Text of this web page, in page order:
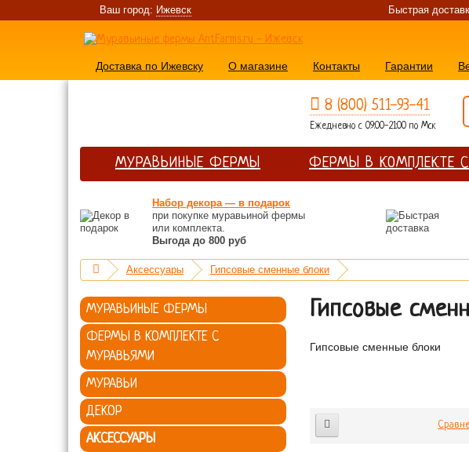
Ваш город: Ижевск Быстрая
Доставка по Ижевску О магазине Контакты Гарантии
8 (800) 511-93-41
Ежедневно с 09:00-21:00 по Мск
МУРАВЬИНЫЕ ФЕРМЫ ФЕРМЫ В КОМПЛЕКТЕ
Набор декора — в подарок
при покупке муравьиной фермы
или комплекта.
Выгода до 800 руб
Аксессуары Гипсовые сменные блоки
МУРАВЬИНЫЕ ФЕРМЫ
ФЕРМЫ В КОМПЛЕКТЕ С
МУРАВЬЯМИ
МУРАВЬИ
ДЕКОР
АКСЕССУАРЫ
Гипсовые
Гипсовые сменные блоки